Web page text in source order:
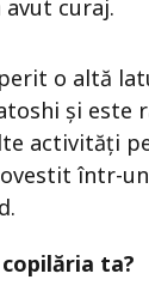
curaj.
o altă
și este
activități
într-
ta?